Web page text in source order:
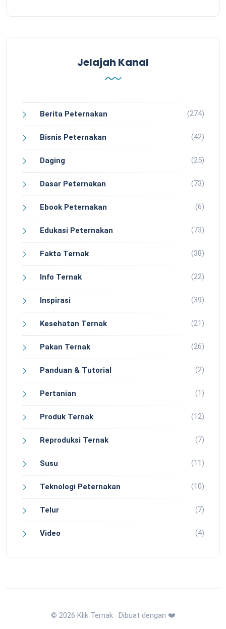
Jelajah Kanal
Berita Peternakan (274)
Bisnis Peternakan (42)
Daging (25)
Dasar Peternakan (73)
Ebook Peternakan (6)
Edukasi Peternakan (73)
Fakta Ternak (38)
Info Ternak (22)
Inspirasi (39)
Kesehatan Ternak (21)
Pakan Ternak (26)
Panduan & Tutorial (2)
Pertanian (1)
Produk Ternak (12)
Reproduksi Ternak (7)
Susu (11)
Teknologi Peternakan (10)
Telur (7)
Video (4)
© 2026 Klik Ternak · Dibuat dengan ❤️